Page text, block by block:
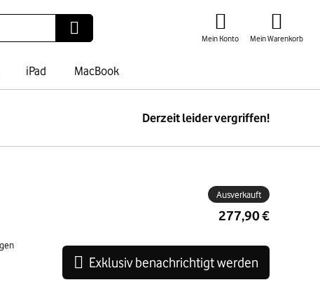
Mein Konto Mein Warenkorb
iPad MacBook
Derzeit leider vergriffen!
Ausverkauft
277,90 €
Exklusiv benachrichtigt werden